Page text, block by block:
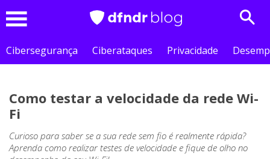
Cibersegurança
Ciberataques Privacidade
Como testar a velocidade da rede Wi-
Fi
Curioso para saber se a sua rede sem fio é realmente rápida?
Aprenda como realizar testes de velocidade e fique de olho no